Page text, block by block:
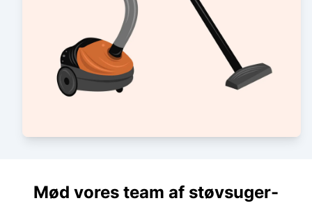
Mød vores team af støvsuger-